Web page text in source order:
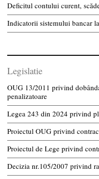
Deficitul contului curent,
Indicatorii sistemului bancar
Legislatie
OUG 13/2011 privind
penalizatoare
Legea 243 din 2024 privind
Proiectul OUG privind
Proiectul de Lege privind
Decizia nr.105/2007 privind